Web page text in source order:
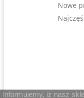
Nowe
Informujemy, iż nasz